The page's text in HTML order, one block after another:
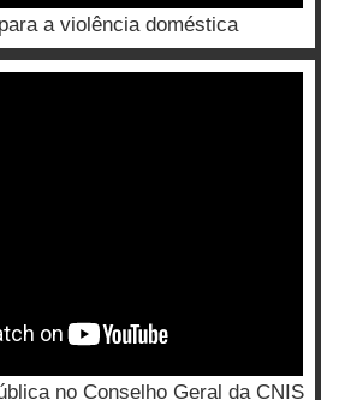
a violência doméstica
no Conselho Geral da CNIS